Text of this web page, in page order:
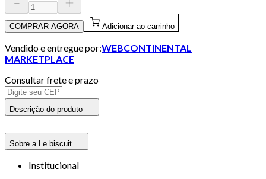
COMPRAR AGORA Adicionar ao carrinho
Vendido e entregue por:WEBCONTINENTAL
MARKETPLACE
Consultar frete e prazo
Descrição do produto
Sobre a Le biscuit
Institucional